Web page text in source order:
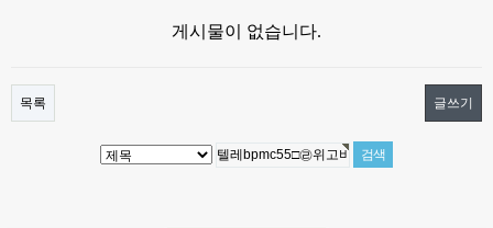
게시물이 없습니다.
목록 글쓰기